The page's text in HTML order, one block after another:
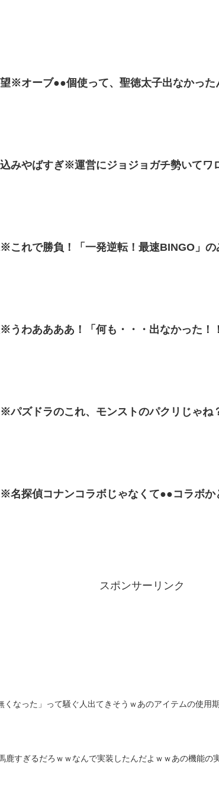
※オーブ●●個使って、聖徳太子出なかっ
みやばすぎ※運営にジョジョガチ勢いて
これで勝負！「一発逆転！最速BINGO」
うわああああ！「何も・・・出なかった！
パズドラのこれ、モンストのパクリじゃね
名探偵コナンコラボじゃなくて●●コラボ
スポンサーリンク
なった」って騒ぐ人出てきそうｗあのアイテムの使用
鹿すぎるだろｗｗなんで実装したんだよｗｗあの機能